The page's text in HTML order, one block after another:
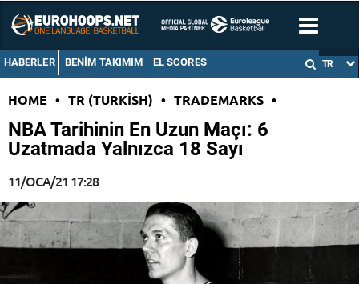
HABERLER BENIM TAKIMIM EL SCORES TR
HOME • TR (TURKISH) • TRADEMARKS •
NBA Tarihinin En Uzun Maçı: 6
Uzatmada Yalnızca 18 Sayı
11/OCA/21 17:28